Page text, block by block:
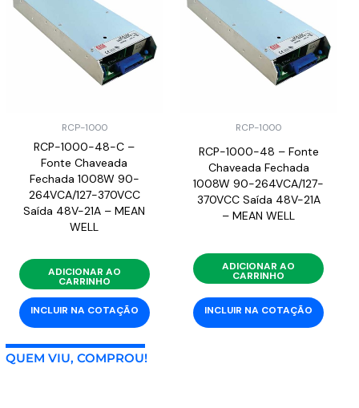
RCP-1000
RCP-1000-48-C –
Fonte Chaveada
Fechada 1008W 90-
264VCA/127-370VCC
Saída 48V-21A – MEAN
WELL
ADICIONAR AO
CARRINHO
INCLUIR NA COTAÇÃO
RCP-1000
RCP-1000-48 – Fonte
Chaveada Fechada
1008W 90-264VCA/127-
370VCC Saída 48V-21A
– MEAN WELL
ADICIONAR AO
CARRINHO
INCLUIR NA COTAÇÃO
QUEM VIU, COMPROU!